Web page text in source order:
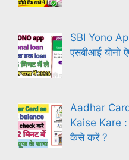
SBI Yono
एसबीआई योनो
Aadhar
Kaise Kare
कैसे करें ?